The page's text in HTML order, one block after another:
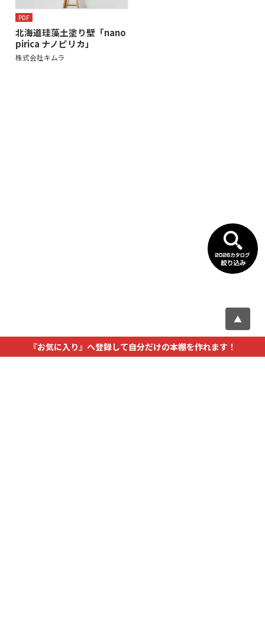
▲
PDF
北海道珪藻土塗り壁「nano
pirica ナノピリカ」
株式会社キムラ
『お気に入り』へ登録して自分だけの本棚を作れます！